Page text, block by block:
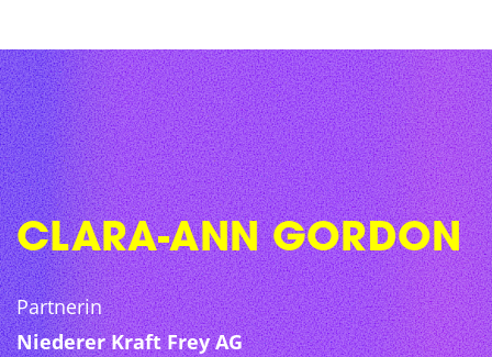
Skip
to
content
CLARA-ANN GORDON
Partnerin
Niederer Kraft Frey AG